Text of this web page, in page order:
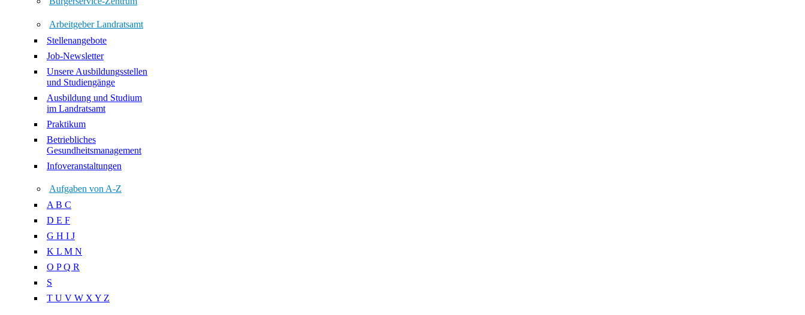
Arbeitgeber Landratsamt
Stellenangebote
Job-Newsletter
Unsere Ausbildungsstellen
und Studiengänge
Ausbildung und Studium
im Landratsamt
Praktikum
Betriebliches
Gesundheitsmanagement
Infoveranstaltungen
Aufgaben von A-Z
A B C
D E F
G H I J
K L M N
O P Q R
S
T U V W X Y Z